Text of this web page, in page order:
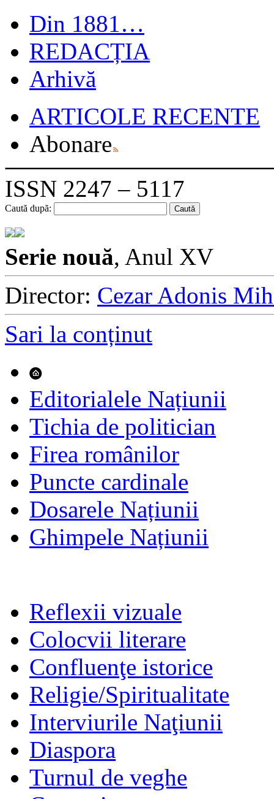
Din 1881…
REDACȚIA
Arhivă
ARTICOLE RECENTE
Abonare
ISSN 2247 – 5117
Caută după:
Serie nouă, Anul XV
Director: Cezar Adonis
Sari la conținut
Editorialele Națiunii
Tichia de politician
Firea românilor
Puncte cardinale
Dosarele Națiunii
Ghimpele Națiunii
Reflexii vizuale
Colocvii literare
Confluenţe istorice
Religie/Spiritualitate
Interviurile Naţiunii
Diaspora
Turnul de veghe